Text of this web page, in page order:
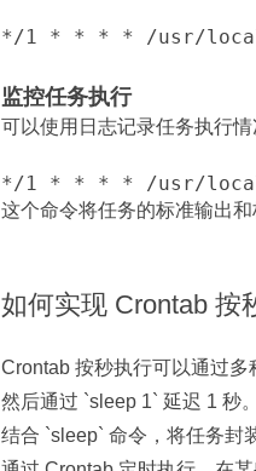
*/1 * * * * /usr/
监控任务执行
可以使用日志记录任务执行
*/1 * * * * /usr/local/
这个命令将任务的标准输出
如何实现 Crontab 按
Crontab 按秒执行可以通过多
然后通过 `sleep 1` 延迟 1 秒
结合 `sleep` 命令，将任务封